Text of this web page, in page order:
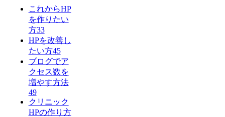
これからHP
を作りたい
方33
HPを改善し
たい方45
ブログでア
クセス数を
増やす方法
49
クリニック
HPの作り方